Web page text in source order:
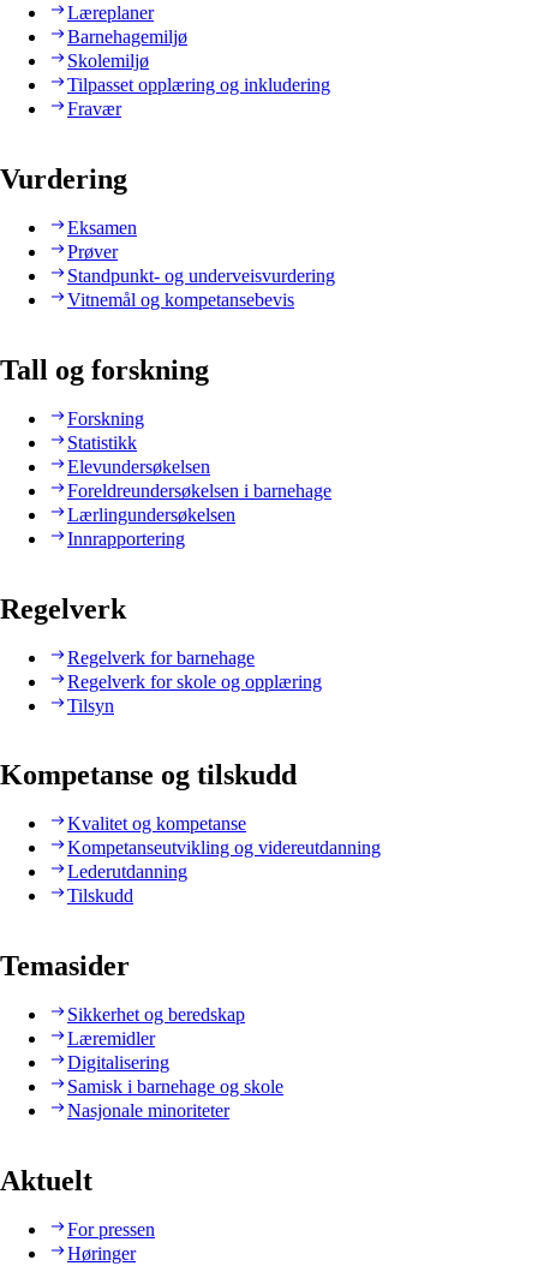
Læreplaner
Barnehagemiljø
Skolemiljø
Tilpasset opplæring og inkludering
Fravær
Vurdering
Eksamen
Prøver
Standpunkt- og underveisvurdering
Vitnemål og kompetansebevis
Tall og forskning
Forskning
Statistikk
Elevundersøkelsen
Foreldreundersøkelsen i barnehage
Lærlingundersøkelsen
Innrapportering
Regelverk
Regelverk for barnehage
Regelverk for skole og opplæring
Tilsyn
Kompetanse og tilskudd
Kvalitet og kompetanse
Kompetanseutvikling og videreutdanning
Lederutdanning
Tilskudd
Temasider
Sikkerhet og beredskap
Læremidler
Digitalisering
Samisk i barnehage og skole
Nasjonale minoriteter
Aktuelt
For pressen
Høringer